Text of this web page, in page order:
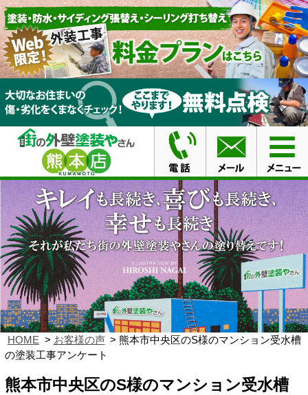
HOME お客様の声
熊本市中央区のS様のマンション受水槽
の塗装工事アンケート
熊本市中央区のS様のマンション受水槽